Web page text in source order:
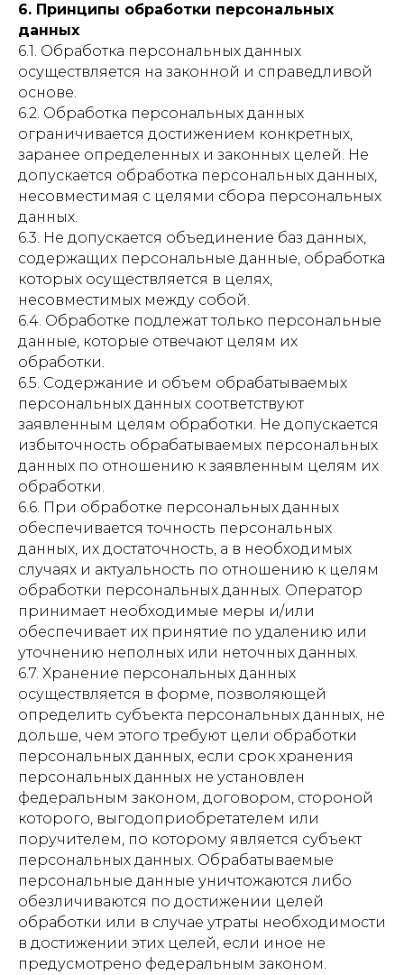
6. Принципы обработки персональных
данных
6.1. Обработка персональных данных
осуществляется на законной и справедливой
основе.
6.2. Обработка персональных данных
ограничивается достижением конкретных,
заранее определенных и законных целей. Не
допускается обработка персональных данных,
несовместимая с целями сбора персональных
данных.
6.3. Не допускается объединение баз данных,
содержащих персональные данные, обработка
которых осуществляется в целях,
несовместимых между собой.
6.4. Обработке подлежат только персональные
данные, которые отвечают целям их
обработки.
6.5. Содержание и объем обрабатываемых
персональных данных соответствуют
заявленным целям обработки. Не допускается
избыточность обрабатываемых персональных
данных по отношению к заявленным целям их
обработки.
6.6. При обработке персональных данных
обеспечивается точность персональных
данных, их достаточность, а в необходимых
случаях и актуальность по отношению к целям
обработки персональных данных. Оператор
принимает необходимые меры и/или
обеспечивает их принятие по удалению или
уточнению неполных или неточных данных.
6.7. Хранение персональных данных
осуществляется в форме, позволяющей
определить субъекта персональных данных, не
дольше, чем этого требуют цели обработки
персональных данных, если срок хранения
персональных данных не установлен
федеральным законом, договором, стороной
которого, выгодоприобретателем или
поручителем, по которому является субъект
персональных данных. Обрабатываемые
персональные данные уничтожаются либо
обезличиваются по достижении целей
обработки или в случае утраты необходимости
в достижении этих целей, если иное не
предусмотрено федеральным законом.